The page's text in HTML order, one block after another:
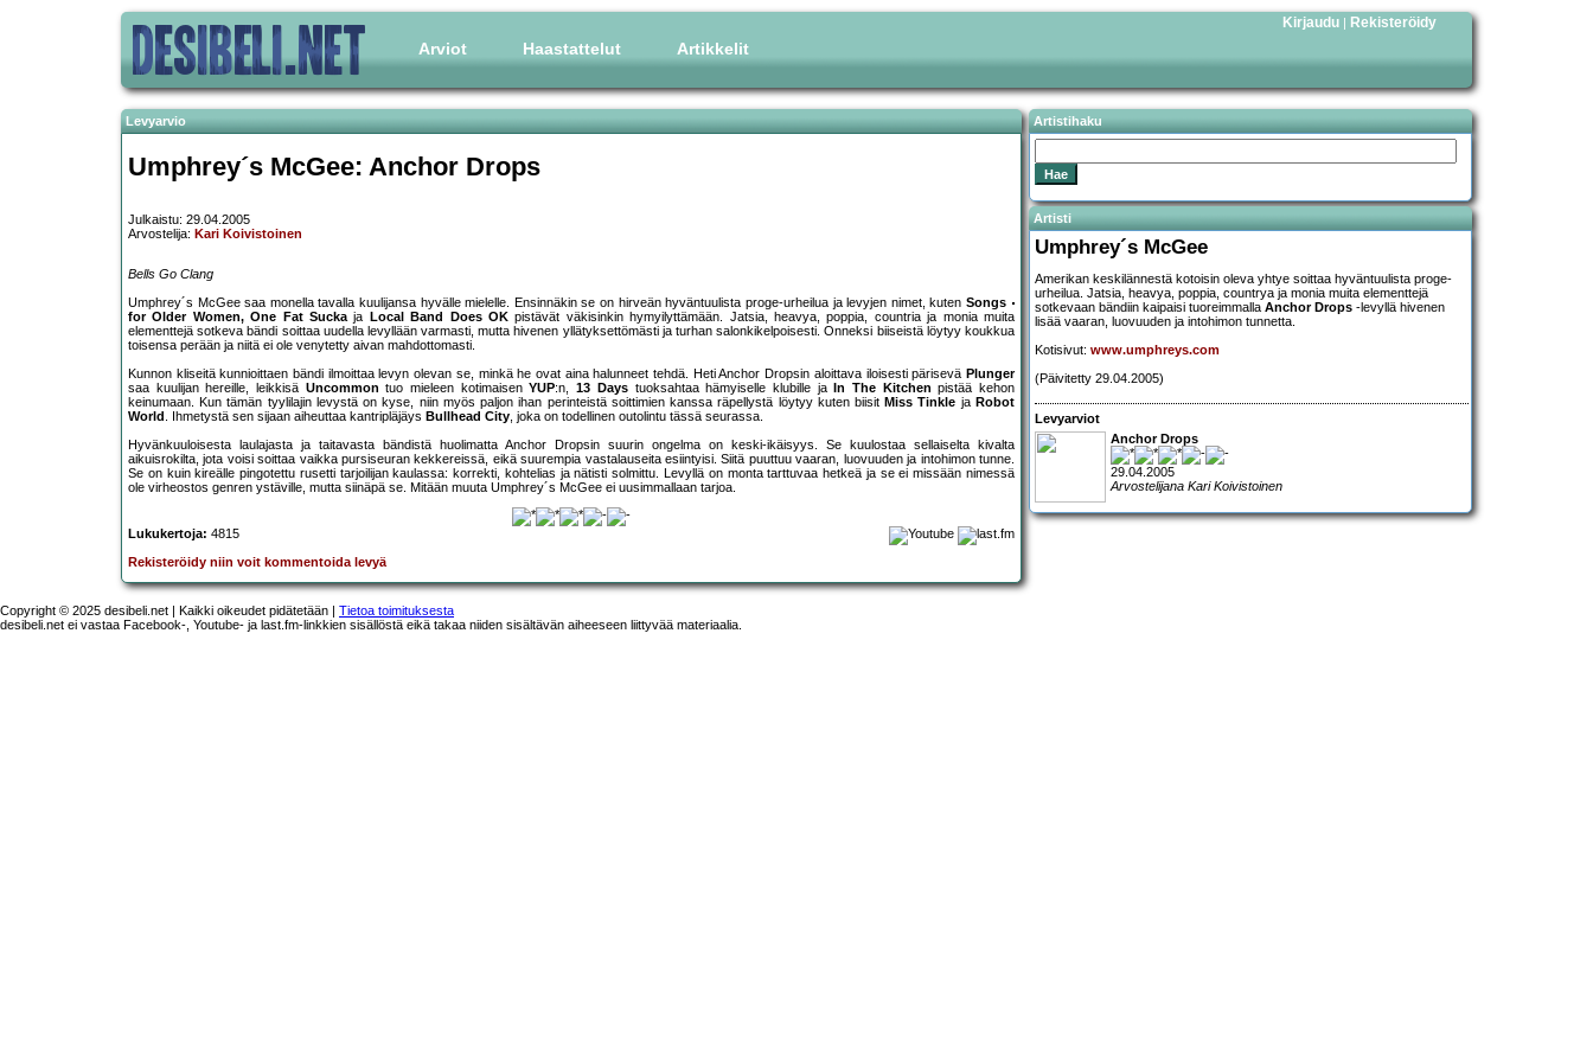
Arviot Haastattelut Artikkelit
Kirjaudu | Rekisteröidy
Levyarvio
Umphrey´s McGee: Anchor Drops
Julkaistu: 29.04.2005
Arvostelija: Kari Koivistoinen
Bells Go Clang
Umphrey´s McGee saa monella tavalla kuulijansa hyvälle mielelle. Ensinnäkin se on hirveän hyväntuulista proge-urheilua ja levyjen nimet, kuten Songs
for Older Women, One Fat Suckaja Local Band Does OK pistävät väkisinkin hymyilyttämään. Jatsia, heavya, poppia, countria ja monia muita
elementtejä sotkeva bändi soittaa uudella levyllään varmasti, mutta hivenen yllätyksettömästi ja turhan salonkikelpoisesti. Onneksi biiseistä löytyy koukkua
toisensa perään ja niitä ei ole venytetty aivan mahdottomasti.
Kunnon kliseitä kunnioittaen bändi ilmoittaa levyn olevan se, minkä he ovat aina halunneet tehdä. Heti Anchor Dropsin aloittava iloisesti pärisevä Plunger
saa kuulijan hereille, leikkisä Uncommon tuo mieleen kotimaisenYUP:n,13 Daystuoksahtaa hämyiselle klubille ja In The Kitchen pistää kehon
keinumaan. Kun tämän tyylilajin levystä on kyse, niin myös paljon ihan perinteistä soittimien kanssa räpellystä löytyy kuten biisit Miss Tinkle ja Robot
World . Ihmetystä sen sijaan aiheuttaa kantripläjäys Bullhead City, joka on todellinen outolintu tässä seurassa.
Hyvänkuuloisesta laulajasta ja taitavasta bändistä huolimatta Anchor Dropsin suurin ongelma on keski-ikäisyys. Se kuulostaa sellaiselta kivalta
aikuisrokilta, jota voisi soittaa vaikka pursiseuran kekkereissä, eikä suurempia vastalauseita esiintyisi. Siitä puuttuu vaaran, luovuuden ja intohimon tunne.
Se on kuin kireälle pingotettu rusetti tarjoilijan kaulassa: korrekti, kohtelias ja nätisti solmittu. Levyllä on monta tarttuvaa hetkeä ja se ei missään nimessä
ole virheostos genren ystäville, mutta siinäpä se. Mitään muuta Umphrey´s McGee ei uusimmallaan tarjoa.
Lukukertoja: 4815
Rekisteröidy niin voit kommentoida levyä
Artistihaku
Artisti
Umphrey´s McGee
Amerikan keskilännestä kotoisin oleva yhtye soittaa hyväntuulista proge-
urheilua. Jatsia, heavya, poppia, countrya ja monia muita elementtejä
sotkevaan bändiin kaipaisi tuoreimmalla Anchor Drops -levyllä hivenen
lisää vaaran, luovuuden ja intohimon tunnetta.
Kotisivut: www.umphreys.com
(Päivitetty 29.04.2005)
Levyarviot
Anchor Drops
29.04.2005
Arvostelijana Kari Koivistoinen
Copyright © 2025 desibeli.net | Kaikki oikeudet pidätetään | Tietoa toimituksesta
desibeli.net ei vastaa Facebook-, Youtube- ja last.fm-linkkien sisällöstä eikä takaa niiden sisältävän aiheeseen liittyvää materiaalia.